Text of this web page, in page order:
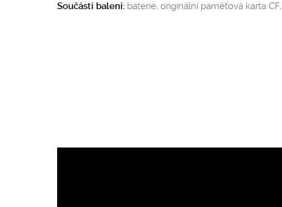
Součástí balení: baterie, originální paměťová karta CF,